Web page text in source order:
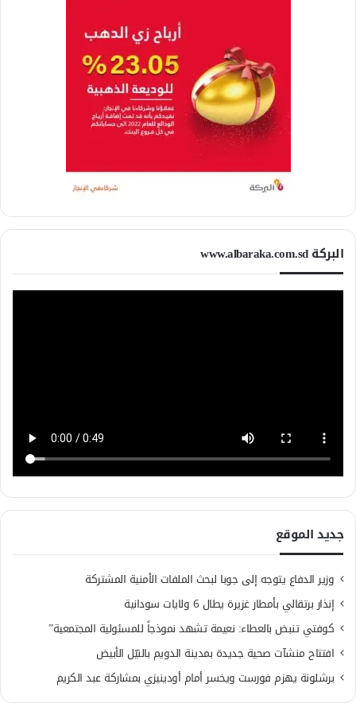
البركة www.albaraka.com.sd
جديد الموقع
وزير الدفاع يتوجه إلى جوبا لبحث الملفات الأمنية المشتركة
إنذار برتقالي بأمطار غزيرة يطال 6 ولايات سودانية
كوفتي تنبض بالعطاء: نعيمة تشهد نموذجاً للمسئولية المجتمعية”
افتتاح منشآت صحية جديدة بمدينة الدويم بالنيّل الأبيض
برشلونة يهزم فورست ويخسر أمام أودينيزي بمشاركة عبد الكريم